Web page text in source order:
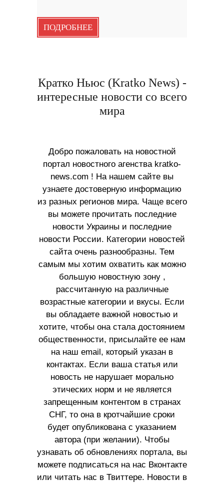
ПОДРОБНЕЕ
Кратко Ньюс (Kratko News) -
интересные новости со всего
мира
Добро пожаловать на новостной
портал новостного агенства kratko-
news.com ! На нашем сайте вы
узнаете достоверную информацию
из разных регионов мира. Чаще всего
вы можете прочитать последние
новости Украины и последние
новости России. Категории новостей
сайта очень разнообразны. Тем
самым мы хотим охватить как можно
большую новостную зону ,
рассчитанную на различные
возрастные категории и вкусы. Если
вы обладаете важной новостью и
хотите, чтобы она стала достоянием
общественности, присылайте ее нам
на наш email, который указан в
контактах. Если ваша статья или
новость не нарушает морально
этических норм и не является
запрещенным контентом в странах
СНГ, то она в кротчайшие сроки
будет опубликована с указанием
автора (при желании). Чтобы
узнавать об обновлениях портала, вы
можете подписаться на нас Вконтакте
или читать нас в Твиттере. Новости в